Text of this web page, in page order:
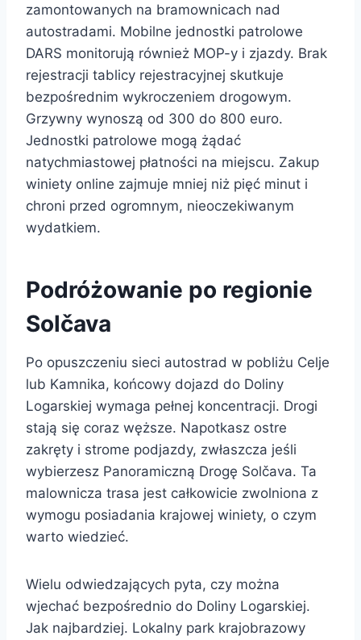
zamontowanych na bramownicach nad
autostradami. Mobilne jednostki patrolowe
DARS monitorują również MOP-y i zjazdy. Brak
rejestracji tablicy rejestracyjnej skutkuje
bezpośrednim wykroczeniem drogowym.
Grzywny wynoszą od 300 do 800 euro.
Jednostki patrolowe mogą żądać
natychmiastowej płatności na miejscu. Zakup
winiety online zajmuje mniej niż pięć minut i
chroni przed ogromnym, nieoczekiwanym
wydatkiem.
Podróżowanie po regionie
Solčava
Po opuszczeniu sieci autostrad w pobliżu Celje
lub Kamnika, końcowy dojazd do Doliny
Logarskiej wymaga pełnej koncentracji. Drogi
stają się coraz węższe. Napotkasz ostre
zakręty i strome podjazdy, zwłaszcza jeśli
wybierzesz Panoramiczną Drogę Solčava. Ta
malownicza trasa jest całkowicie zwolniona z
wymogu posiadania krajowej winiety, o czym
warto wiedzieć.
Wielu odwiedzających pyta, czy można
wjechać bezpośrednio do Doliny Logarskiej.
Jak najbardziej. Lokalny park krajobrazowy